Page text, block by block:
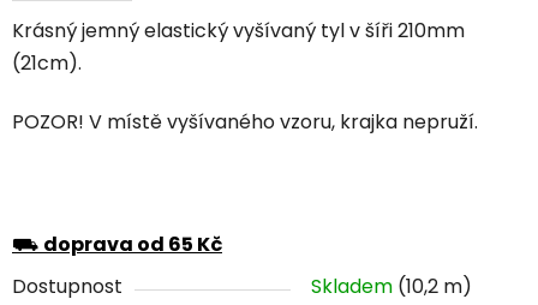
Krásný jemný elastický vyšívaný tyl v šíři 210mm
(21cm).
POZOR! V místě vyšívaného vzoru, krajka nepruží.
⛟ doprava od 65 Kč
Dostupnost
Skladem (10,2 m)